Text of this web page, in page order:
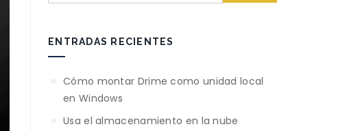
ENTRADAS RECIENTES
Cómo montar Drime como unidad local
en Windows
Usa el almacenamiento en la nube